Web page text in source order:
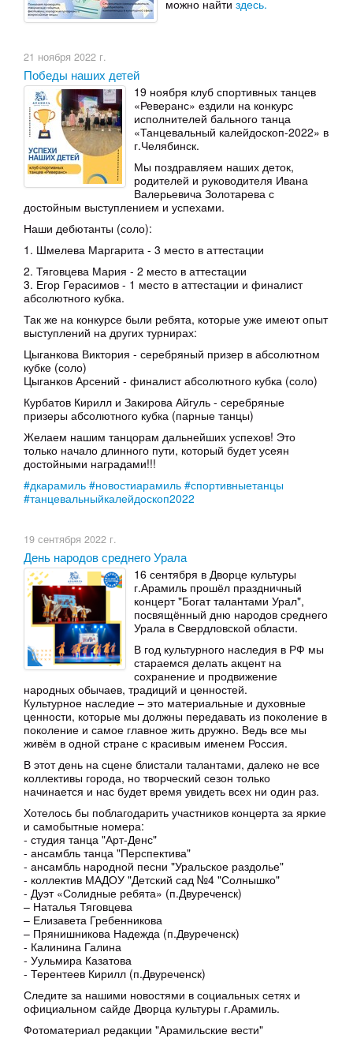
можно найти здесь.
21 ноября 2022 г.
Победы наших детей
19 ноября клуб спортивных танцев
«Реверанс» ездили на конкурс
исполнителей бального танца
«Танцевальный калейдоскоп-2022» в
г.Челябинск.
Мы поздравляем наших деток,
родителей и руководителя Ивана
Валерьевича Золотарева с
достойным выступлением и успехами.
Наши дебютанты (соло):
1. Шмелева Маргарита - 3 место в аттестации
2. Тяговцева Мария - 2 место в аттестации
3. Егор Герасимов - 1 место в аттестации и финалист
абсолютного кубка.
Так же на конкурсе были ребята, которые уже имеют опыт
выступлений на других турнирах:
Цыганкова Виктория - серебряный призер в абсолютном
кубке (соло)
Цыганков Арсений - финалист абсолютного кубка (соло)
Курбатов Кирилл и Закирова Айгуль - серебряные
призеры абсолютного кубка (парные танцы)
Желаем нашим танцорам дальнейших успехов! Это
только начало длинного пути, который будет усеян
достойными наградами!!!
#дкарамиль #новостиарамиль #спортивныетанцы
#танцевальныйкалейдоскоп2022
19 сентября 2022 г.
День народов среднего Урала
16 сентября в Дворце культуры
г.Арамиль прошёл праздничный
концерт "Богат талантами Урал",
посвящённый дню народов среднего
Урала в Свердловской области.
В год культурного наследия в РФ мы
стараемся делать акцент на
сохранение и продвижение
народных обычаев, традиций и ценностей.
Культурное наследие – это материальные и духовные
ценности, которые мы должны передавать из поколение в
поколение и самое главное жить дружно. Ведь все мы
живём в одной стране с красивым именем Россия.
В этот день на сцене блистали талантами, далеко не все
коллективы города, но творческий сезон только
начинается и нас будет время увидеть всех ни один раз.
Хотелось бы поблагодарить участников концерта за яркие
и самобытные номера:
- студия танца "Арт-Денс"
- ансамбль танца "Перспектива"
- ансамбль народной песни "Уральское раздолье"
- коллектив МАДОУ "Детский сад №4 "Солнышко"
- Дуэт «Солидные ребята» (п.Двуреченск)
– Наталья Тяговцева
– Елизавета Гребенникова
– Прянишникова Надежда (п.Двуреченск)
- Калинина Галина
- Уульмира Казатова
- Терентеев Кирилл (п.Двуреченск)
Следите за нашими новостями в социальных сетях и
официальном сайде Дворца культуры г.Арамиль.
Фотоматериал редакции "Арамильские вести"